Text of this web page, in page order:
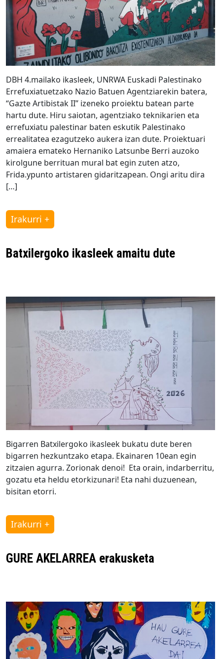
DBH 4.mailako ikasleek, UNRWA Euskadi Palestinako
Errefuxiatuetzako Nazio Batuen Agentziarekin batera,
“Gazte Artibistak II” izeneko proiektu batean parte
hartu dute. Hiru saiotan, agentziako teknikarien eta
errefuxiatu palestinar baten eskutik Palestinako
errealitatea ezagutzeko aukera izan dute. Proiektuari
amaiera emateko Hernaniko Latsunbe Berri auzoko
kirolgune berrituan mural bat egin zuten atzo,
Frida.ypunto artistaren gidaritzapean. Ongi aritu dira
[…]
Irakurri +
Batxilergoko ikasleek amaitu dute
Bigarren Batxilergoko ikasleek bukatu dute beren
bigarren hezkuntzako etapa. Ekainaren 10ean egin
zitzaien agurra. Zorionak denoi! Eta orain, indarberritu,
gozatu eta heldu etorkizunari! Eta nahi duzuenean,
bisitan etorri.
Irakurri +
GURE AKELARREA erakusketa